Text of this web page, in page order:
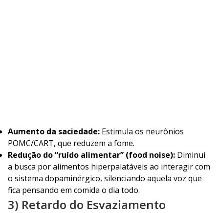
Aumento da saciedade: Estimula os neurônios
POMC/CART, que reduzem a fome.
Redução do “ruído alimentar” (food noise): Diminui
a busca por alimentos hiperpalatáveis ao interagir com
o sistema dopaminérgico, silenciando aquela voz que
fica pensando em comida o dia todo.
3) Retardo do Esvaziamento